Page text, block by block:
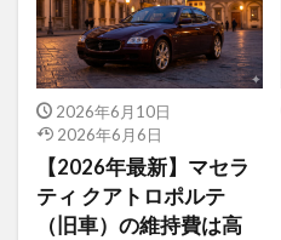
2026年6月10日
2026年6月6日
【2026年最新】マセラ
ティ クアトロポルテ
（旧車）の維持費は高